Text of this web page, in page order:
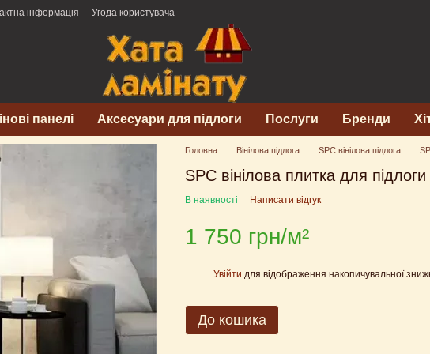
інформація Угода користувача
панелі Аксесуари для підлоги Послуги Бренди
Головна Вінілова підлога SPC вінілова підлога
SPC вінілова плитка для
В наявності Написати відгук
1 750 грн/м²
Увійти для відображення накопичувальної
До кошика